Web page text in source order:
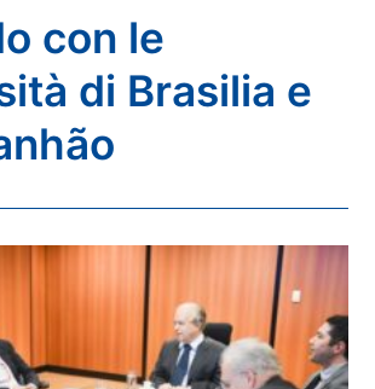
con le
di Brasilia e